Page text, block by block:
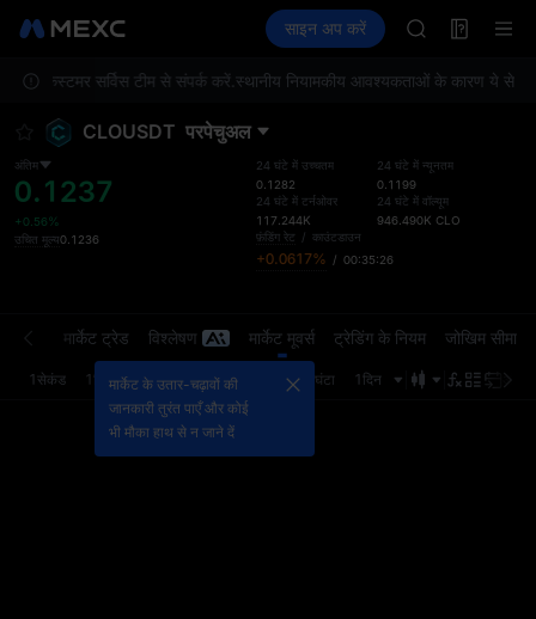
Information इवेंट
साइन अप करें
CASHCAT
UNITREE
SPCX
HFT
कस्टमर सर्विस टीम से संपर्क करें.स्थानीय नियामकीय आवश्यकताओं के कारण ये
CLOUSDT परपेचुअल
अंतिम
0.1237
+0.56%
उचित मूल्य0.1236
24 घंटे में उच्चतम
0.1282
24 घंटे में टर्नओवर
117.244K
24 घंटे में न्यूनतम
0.1199
24 घंटे में वॉल्यूम
946.490K CLO
फ़ंडिंग रेट / काउंटडाउन
+0.0617% / 00:35:26
मार्केट ट्रेड विश्लेषण मार्केट मूवर्स ट्रेडिंग के नियम जोखिम सीमा
1सेकंड 1मिनट 5मिनट 15मिनट 4घंटा 1दिन
मार्केट के उतार-चढ़ावों की
जानकारी तुरंत पाएँ और कोई
भी मौका हाथ से न जाने दें